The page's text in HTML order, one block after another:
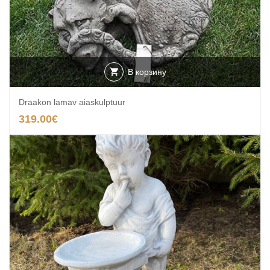
В корзину
Draakon lamav aiaskulptuur
319.00€